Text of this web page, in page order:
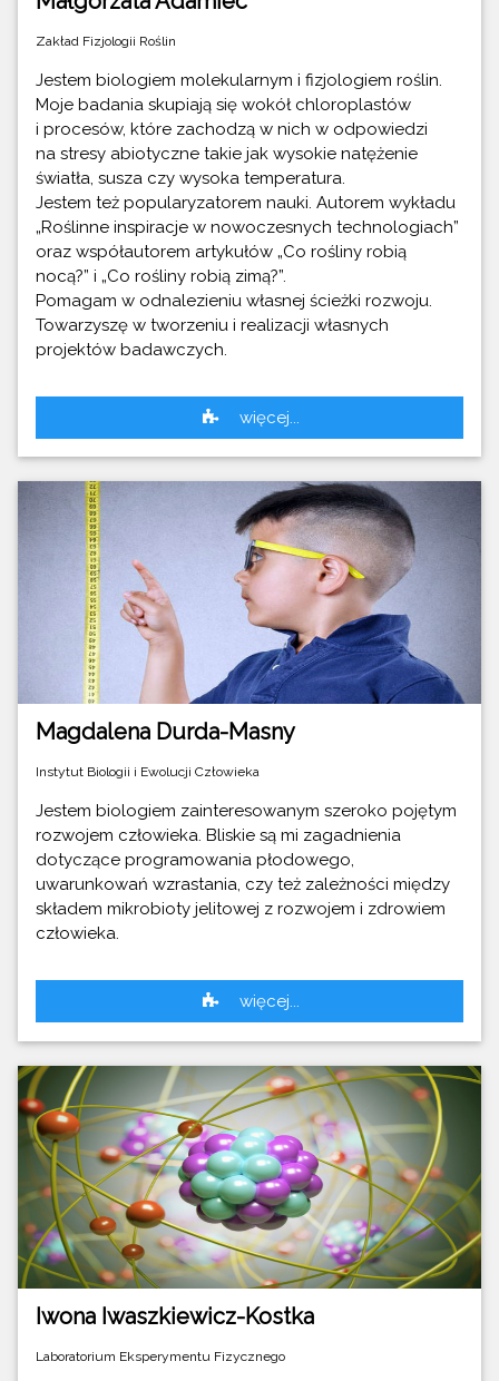
Zakład Fizjologii Roślin
Jestem biologiem molekularnym i fizjologiem roślin.
Moje badania skupiają się wokół chloroplastów
i procesów, które zachodzą w nich w odpowiedzi
na stresy abiotyczne takie jak wysokie natężenie
światła, susza czy wysoka temperatura.
Jestem też popularyzatorem nauki. Autorem wykładu
„Roślinne inspiracje w nowoczesnych technologiach”
oraz współautorem artykułów „Co rośliny robią
nocą?” i „Co rośliny robią zimą?”.
Pomagam w odnalezieniu własnej ścieżki rozwoju.
Towarzyszę w tworzeniu i realizacji własnych
projektów badawczych.
więcej...
Magdalena Durda-Masny
Instytut Biologii i Ewolucji Człowieka
Jestem biologiem zainteresowanym szeroko pojętym
rozwojem człowieka. Bliskie są mi zagadnienia
dotyczące programowania płodowego,
uwarunkowań wzrastania, czy też zależności między
składem mikrobioty jelitowej z rozwojem i zdrowiem
człowieka.
więcej...
Iwona Iwaszkiewicz-Kostka
Laboratorium Eksperymentu Fizycznego